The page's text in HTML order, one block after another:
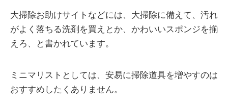
大掃除お助けサイトなどには、大掃除に備えて、汚れ
がよく落ちる洗剤を買えとか、かわいいスポンジを揃
えろ、と書かれています。
ミニマリストとしては、安易に掃除道具を増やすのは
おすすめしたくありません。